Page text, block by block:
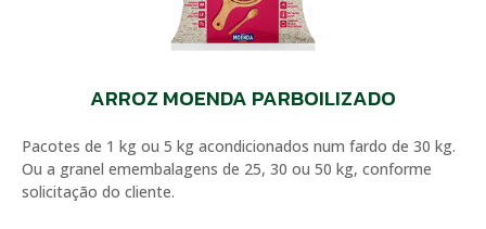
ARROZ MOENDA PARBOILIZADO
Pacotes de 1 kg ou 5 kg acondicionados num fardo de 30 kg.
Ou a granel emembalagens de 25, 30 ou 50 kg, conforme
solicitação do cliente.